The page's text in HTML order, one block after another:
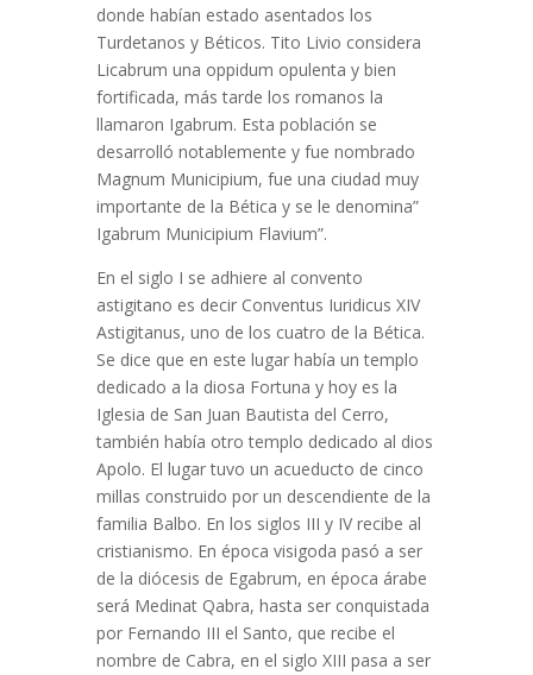
donde habían estado asentados los
Turdetanos y Béticos. Tito Livio considera
Licabrum una oppidum opulenta y bien
fortificada, más tarde los romanos la
llamaron Igabrum. Esta población se
desarrolló notablemente y fue nombrado
Magnum Municipium, fue una ciudad muy
importante de la Bética y se le denomina”
Igabrum Municipium Flavium”.
En el siglo I se adhiere al convento
astigitano es decir Conventus Iuridicus XIV
Astigitanus, uno de los cuatro de la Bética.
Se dice que en este lugar había un templo
dedicado a la diosa Fortuna y hoy es la
Iglesia de San Juan Bautista del Cerro,
también había otro templo dedicado al dios
Apolo. El lugar tuvo un acueducto de cinco
millas construido por un descendiente de la
familia Balbo. En los siglos III y IV recibe al
cristianismo. En época visigoda pasó a ser
de la diócesis de Egabrum, en época árabe
será Medinat Qabra, hasta ser conquistada
por Fernando III el Santo, que recibe el
nombre de Cabra, en el siglo XIII pasa a ser